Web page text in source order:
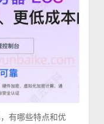
有哪些特点和优